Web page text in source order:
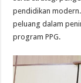
pendidikan
peluang dalam
program PPG.